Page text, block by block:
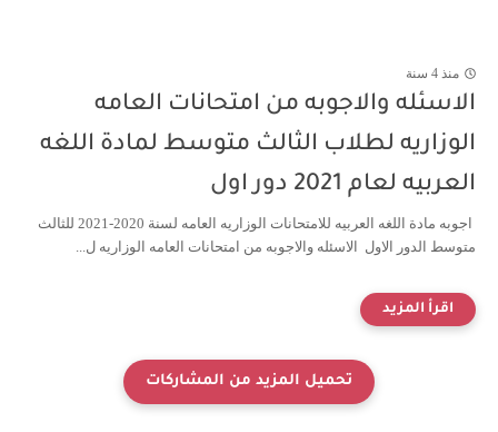
منذ 4 سنة
الاسئله والاجوبه من امتحانات العامه
الوزاريه لطلاب الثالث متوسط لمادة اللغه
العربيه لعام 2021 دور اول
اجوبه مادة اللغه العربيه للامتحانات الوزاريه العامه لسنة 2020-2021 للثالث
متوسط الدور الاول الاسئله والاجوبه من امتحانات العامه الوزاريه ل...